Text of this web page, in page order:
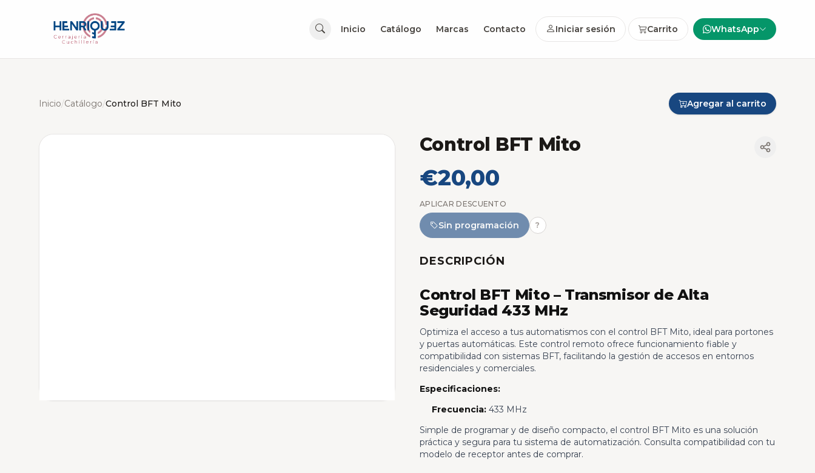
Inicio Catálogo Marcas Contacto Iniciar sesión Carrito WhatsApp
Inicio/Catálogo/Control BFT Mito Agregar al carrito
Control BFT Mito
€20,00
APLICAR DESCUENTO
Sin programación ?
DESCRIPCIÓN
Control BFT Mito – Transmisor de Alta
Seguridad 433 MHz
Optimiza el acceso a tus automatismos con el control BFT Mito, ideal para portones
y puertas automáticas. Este control remoto ofrece funcionamiento fiable y
compatibilidad con sistemas BFT, facilitando la gestión de accesos en entornos
residenciales y comerciales.
Especificaciones:
Frecuencia:433 MHz
Simple de programar y de diseño compacto, el control BFT Mito es una solución
práctica y segura para tu sistema de automatización. Consulta compatibilidad con tu
modelo de receptor antes de comprar.